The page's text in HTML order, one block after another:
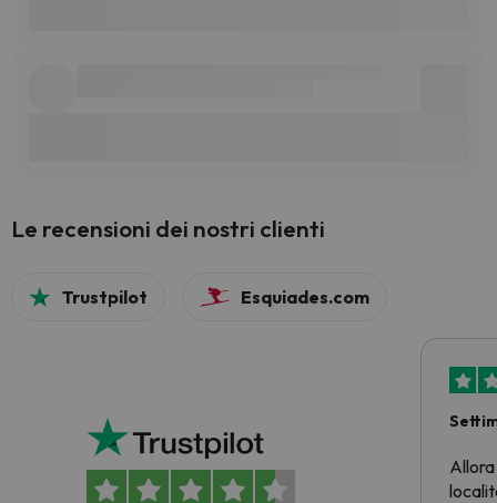
Le recensioni dei nostri clienti
Trustpilot Esquiades.com
Allora